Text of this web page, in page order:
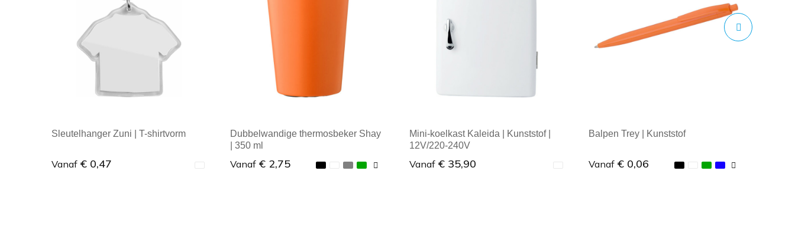
Sleutelhanger Zuni | T-shirtvorm
Vanaf € 0,47
Dubbelwandige thermosbeker Shay
| 350 ml
Vanaf € 2,75
Mini-koelkast Kaleida | Kunststof |
12V/220-240V
Vanaf € 35,90
Balpen Trey | Kunststof
Vanaf € 0,06